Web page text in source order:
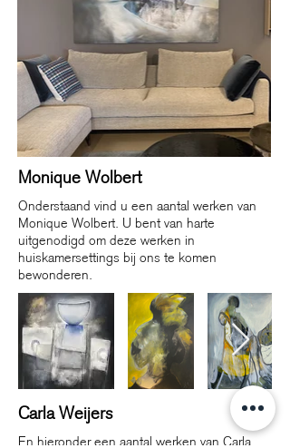
Monique Wolbert
Onderstaand vind u een aantal werken van
Monique Wolbert. U bent van harte
uitgenodigd om deze werken in
huiskamersettings bij ons te komen
bewonderen.
Carla Weijers
En hieronder een aantal werken van Carla